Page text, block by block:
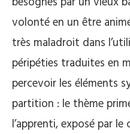
volonté en un être
très maladroit dans
péripéties traduites en
percevoir les éléments
partition : le thème
l’apprenti, exposé par